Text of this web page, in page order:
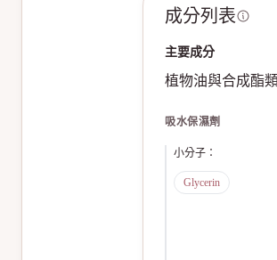
成分列表
主要成分
植物油與合成酯
吸水保濕劑
小分子 ：
Glycerin